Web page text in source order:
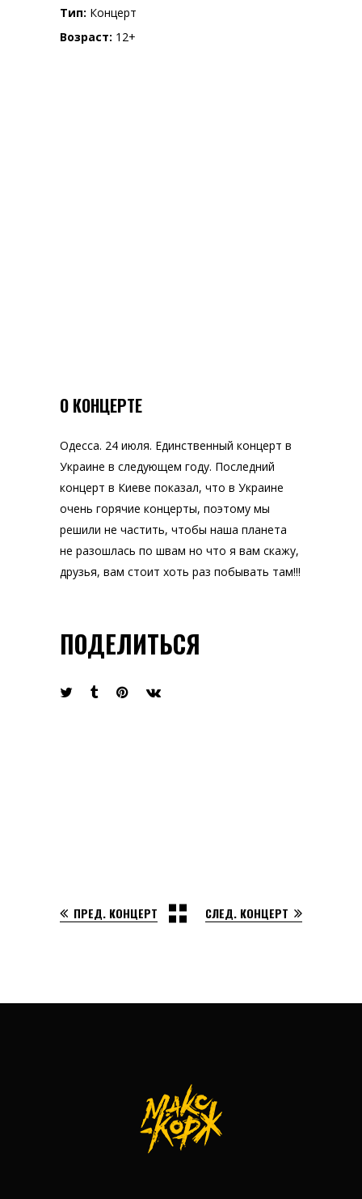
Тип: Концерт
Возраст: 12+
О КОНЦЕРТЕ
Одесса. 24 июля. Единственный концерт в
Украине в следующем году. Последний
концерт в Киеве показал, что в Украине
очень горячие концерты, поэтому мы
решили не частить, чтобы наша планета
не разошлась по швам но что я вам скажу,
друзья, вам стоит хоть раз побывать там!!!
ПОДЕЛИТЬСЯ
ПРЕД. КОНЦЕРТ СЛЕД. КОНЦЕРТ